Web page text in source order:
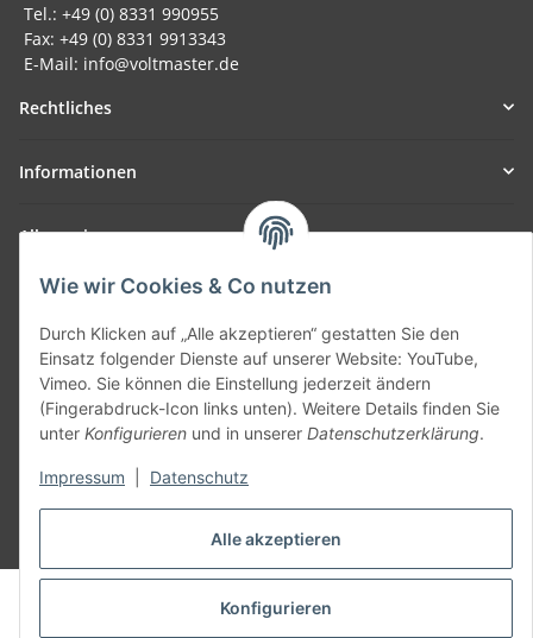
Alle akzeptieren
Konfigurieren
Wie wir Cookies & Co nutzen
Durch Klicken auf „Alle akzeptieren“ gestatten Sie den
Einsatz folgender Dienste auf unserer Website: YouTube,
Vimeo. Sie können die Einstellung jederzeit ändern
(Fingerabdruck-Icon links unten). Weitere Details finden Sie
unter Konfigurieren und in unserer Datenschutzerklärung.
Impressum Datenschutz
Tel.: +49 (0) 8331 990955
Fax: +49 (0) 8331 9913343
E-Mail: info@voltmaster.de
Rechtliches
Informationen
Allgemein
Teil unseres Netzwerks:
SmoliTec - Safety. Simplified. Worldwide. ( B2B Shop )
Vertrag widerrufen
* Alle Preise inkl. gesetzlicher USt., zzgl.Versand
© voltmaster.de
Powered byJTL-Shop